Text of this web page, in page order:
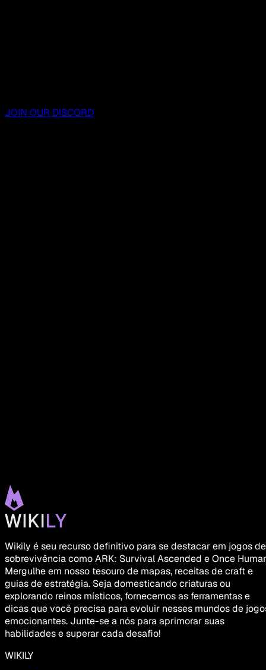
JOIN OUR DISCORD
Wikily é seu recurso definitivo para se destacar em jogos de
sobrevivência como ARK: Survival Ascended e Once
Mergulhe em nosso tesouro de mapas, receitas de craft e
guias de estratégia. Seja domesticando criaturas ou
explorando reinos místicos, fornecemos as ferramentas e
dicas que você precisa para evoluir nesses mundos de
emocionantes. Junte-se a nós para aprimorar suas
habilidades e superar cada desafio!
WIKILY